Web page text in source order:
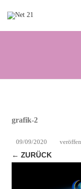
grafik-2
09/09/2020
← ZURÜCK